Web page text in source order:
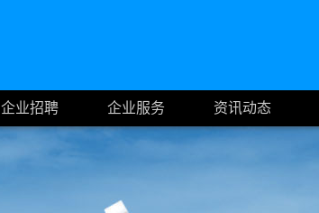
企业招聘 企业服务 资讯动态